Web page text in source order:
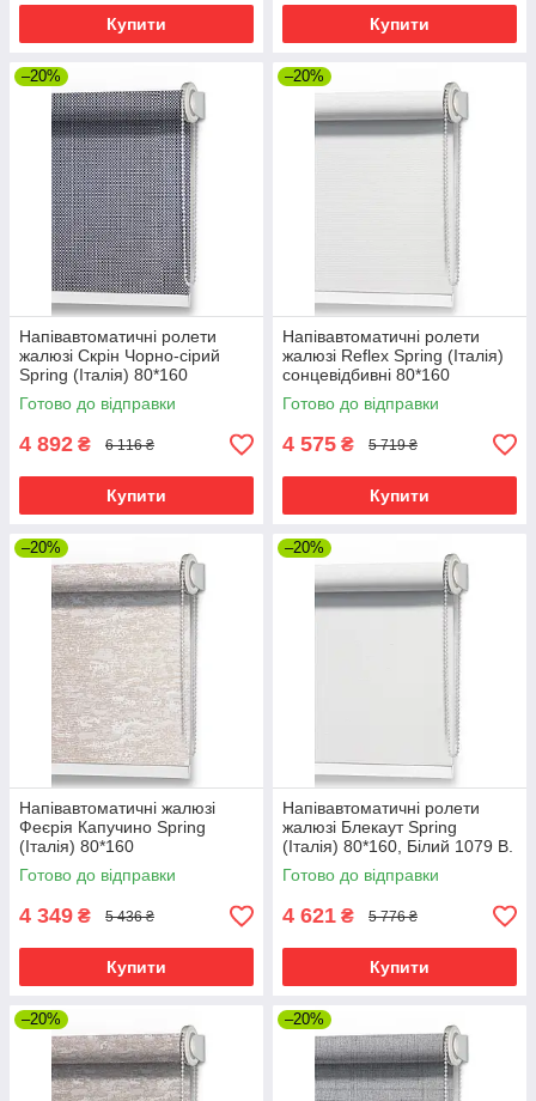
Купити Купити
–20%
Напівавтоматичні ролети
жалюзі Скрін Чорно-сірий
Spring (Італія) 80*160
Готово до відправки
4 892 ₴ 6 116 ₴
Купити
–20%
Напівавтоматичні ролети
жалюзі Reflex Spring (Італія)
сонцевідбивні 80*160
Готово до відправки
4 575 ₴ 5 719 ₴
Купити
–20%
Напівавтоматичні жалюзі
Феєрія Капучино Spring
(Італія) 80*160
Готово до відправки
4 349 ₴ 5 436 ₴
Купити
–20%
Напівавтоматичні ролети
жалюзі Блекаут Spring
(Італія) 80*160, Білий 1079 В.
О.
Готово до відправки
4 621 ₴ 5 776 ₴
Купити
–20% –20%